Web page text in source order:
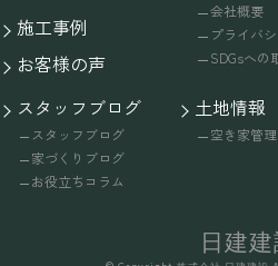
施工事例
お客様の声
会社概要
プライバ
SDGsへの
スタッフブログ
スタッフブログ
家づくりブログ
お役立ちコラム
土地情報
空き家管理
日建建